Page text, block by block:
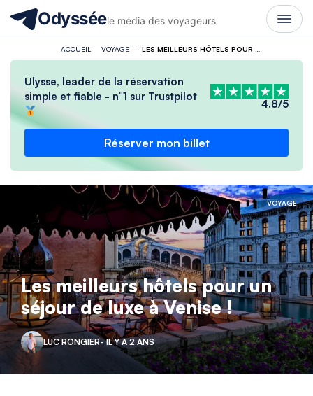
Odysséele média des voyageurs
ACCUEIL —VOYAGE—
Ulysse, leader de la réservation
simple et fiable - n°1 sur Trustpilot
4.8/5
Réserver mon billet
VOYAGE
Les meilleurs hôtels pour un
séjour de luxe à Venise !
LUC RONGIER- IL Y A 2 ANS